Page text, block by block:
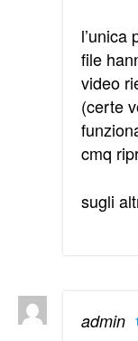
l’unica
file
video
(certe
cmq
sugli
admin